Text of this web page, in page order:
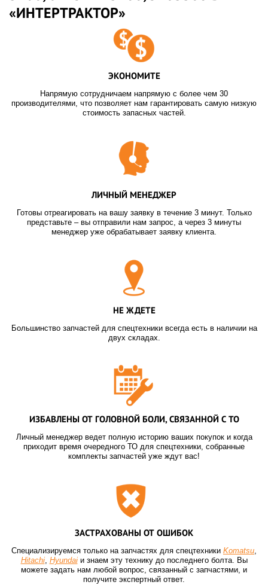
«ИНТЕРТРАКТОР»
ЭКОНОМИТЕ
Напрямую сотрудничаем напрямую с более чем 30
производителями, что позволяет нам гарантировать самую низкую
стоимость запасных частей.
ЛИЧНЫЙ МЕНЕДЖЕР
Готовы отреагировать на вашу заявку в течение 3 минут. Только
представьте – вы отправили нам запрос, а через 3 минуты
менеджер уже обрабатывает заявку клиента.
НЕ ЖДЕТЕ
Большинство запчастей для спецтехники всегда есть в наличии на
двух складах.
ИЗБАВЛЕНЫ ОТ ГОЛОВНОЙ БОЛИ, СВЯЗАННОЙ С ТО
Личный менеджер ведет полную историю ваших покупок и когда
приходит время очередного ТО для спецтехники, собранные
комплекты запчастей уже ждут вас!
ЗАСТРАХОВАНЫ ОТ ОШИБОК
Специализируемся только на запчастях для спецтехники Komatsu,
Hitachi, Hyundaiи знаем эту технику до последнего болта. Вы
можете задать нам любой вопрос, связанный с запчастями, и
получите экспертный ответ.